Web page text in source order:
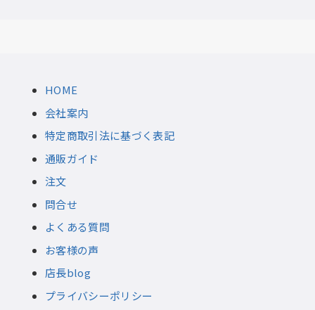
HOME
会社案内
特定商取引法に基づく表記
通販ガイド
注文
問合せ
よくある質問
お客様の声
店長blog
プライバシーポリシー